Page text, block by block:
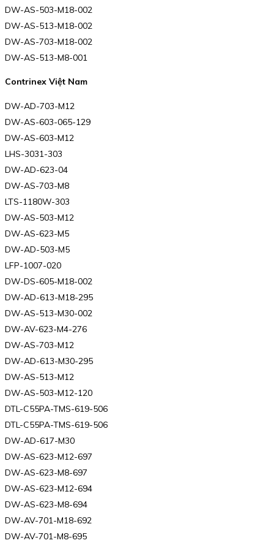
DW-AS-503-M18-002
DW-AS-513-M18-002
DW-AS-703-M18-002
DW-AS-513-M8-001
Contrinex Việt Nam
DW-AD-703-M12
DW-AS-603-065-129
DW-AS-603-M12
LHS-3031-303
DW-AD-623-04
DW-AS-703-M8
LTS-1180W-303
DW-AS-503-M12
DW-AS-623-M5
DW-AD-503-M5
LFP-1007-020
DW-DS-605-M18-002
DW-AD-613-M18-295
DW-AS-513-M30-002
DW-AV-623-M4-276
DW-AS-703-M12
DW-AD-613-M30-295
DW-AS-513-M12
DW-AS-503-M12-120
DTL-C55PA-TMS-619-506
DTL-C55PA-TMS-619-506
DW-AD-617-M30
DW-AS-623-M12-697
DW-AS-623-M8-697
DW-AS-623-M12-694
DW-AS-623-M8-694
DW-AV-701-M18-692
DW-AV-701-M8-695